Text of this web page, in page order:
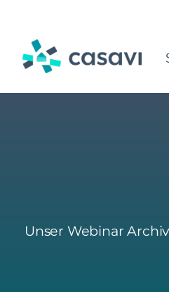
springen
Unser Webinar